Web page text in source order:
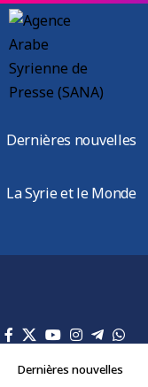
Dernières nouvelles
La Syrie et le Monde
Dernières nouvelles